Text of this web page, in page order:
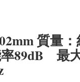
質量：
89dB 最